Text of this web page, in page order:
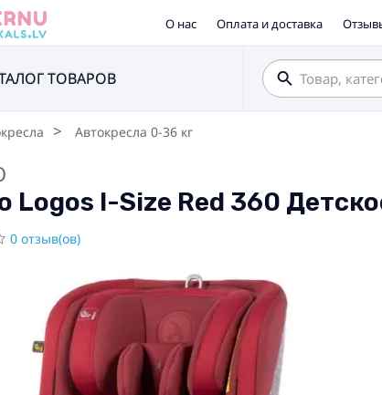
О нас Оплата и доставка
ТОВАРОВ
Автокресла 0-36 кг
Logos I-Size Red 360
0 отзыв(ов)